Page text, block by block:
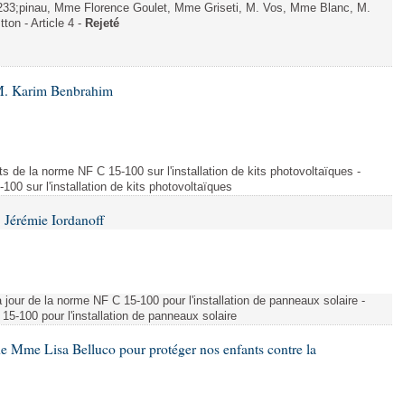
Mme Florence Goulet, Mme Griseti, M. Vos, Mme Blanc, M.
- Article 4 - Rejeté
Karim Benbrahim
de la norme NF C 15-100 sur l'installation de kits photovoltaïques -
100 sur l'installation de kits photovoltaïques
Iordanoff
de la norme NF C 15-100 pour l'installation de panneaux solaire -
100 pour l'installation de panneaux solaire
Mme Lisa Belluco pour protéger nos enfants contre la